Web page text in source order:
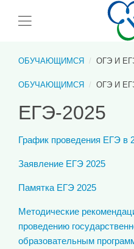
ОБУЧАЮЩИМСЯ ОГЭ И
ОБУЧАЮЩИМСЯ ОГЭ И
ЕГЭ-2025
График проведения ЕГЭ в
Заявление ЕГЭ 2025
Памятка ЕГЭ 2025
Методические
проведению
образовательным